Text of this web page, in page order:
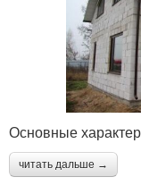
Основные
читать дальше →